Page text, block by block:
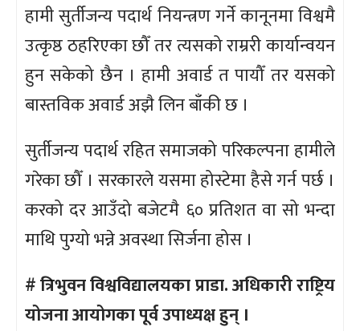
हामी सुर्तीजन्य पदार्थ नियन्त्रण गर्ने कानूनमा विश्वमै
उत्कृष्ठ ठहरिएका छौँ तर त्यसको राम्ररी कार्यान्वयन
हुन सकेको छैन । हामी अवार्ड त पायौँ तर यसको
बास्तविक अवार्ड अझै लिन बाँकी छ ।
सुर्तीजन्य पदार्थ रहित समाजको परिकल्पना हामीले
गरेका छौँ । सरकारले यसमा होस्टेमा हैसे गर्न पर्छ ।
करको दर आउँदो बजेटमै ६० प्रतिशत वा सो भन्दा
माथि पुग्यो भन्ने अवस्था सिर्जना होस ।
# त्रिभुवन विश्वविद्यालयका प्राडा. अधिकारी राष्ट्रिय
योजना आयोगका पूर्व उपाध्यक्ष हुन् ।